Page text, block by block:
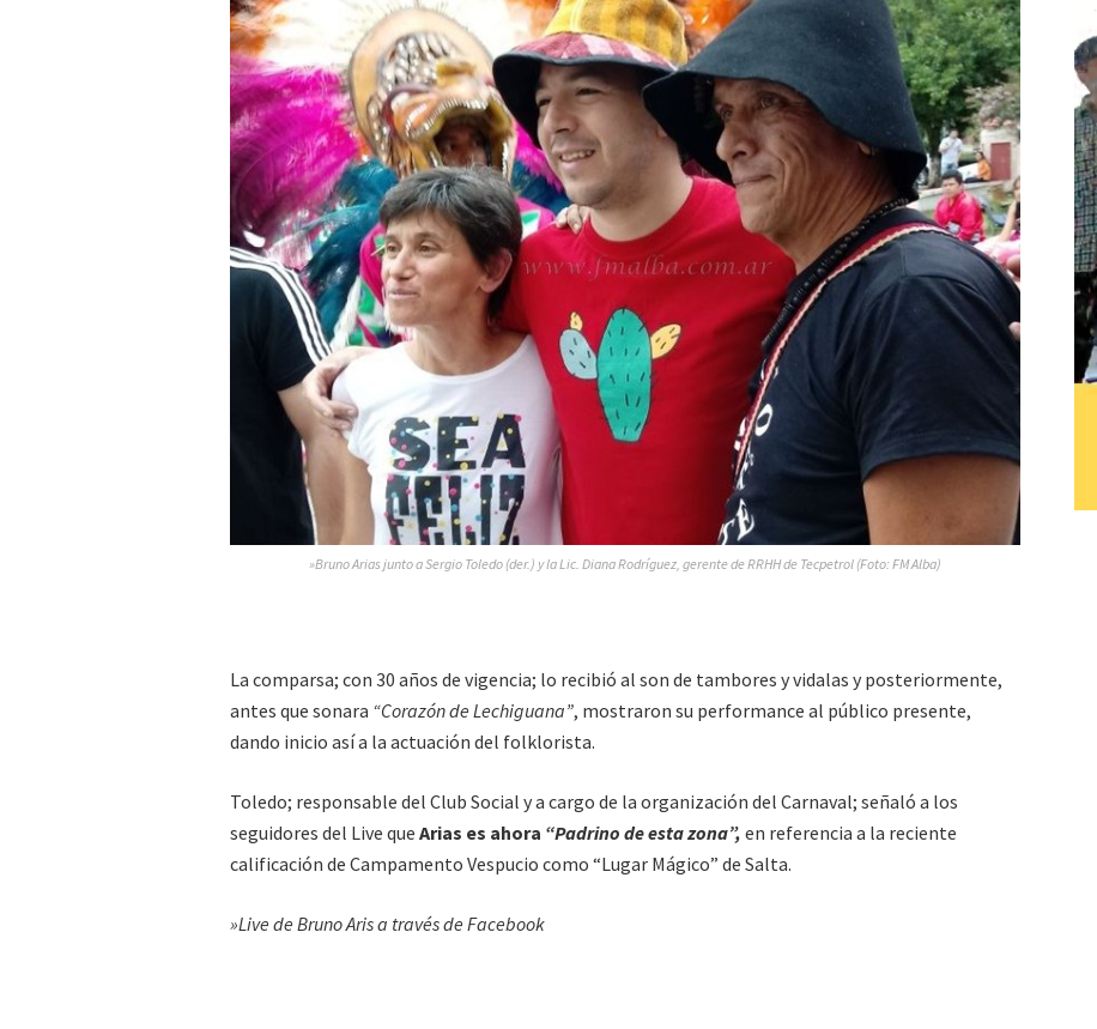
»Bruno Arias junto a Sergio Toledo (der.) y la Lic. Diana Rodríguez, gerente de RRHH de Tecpetrol (Foto: FM Alba)
La comparsa; con 30 años de vigencia; lo recibió al son de tambores y vidalas y posteriormente,
antes que sonara “Corazón de Lechiguana”, mostraron su performance al público presente,
dando inicio así a la actuación del folklorista.
Toledo; responsable del Club Social y a cargo de la organización del Carnaval; señaló a los
seguidores del Live que Arias es ahora “Padrino de esta zona”, en referencia a la reciente
calificación de Campamento Vespucio como “Lugar Mágico” de Salta.
»Live de Bruno Aris a través de Facebook